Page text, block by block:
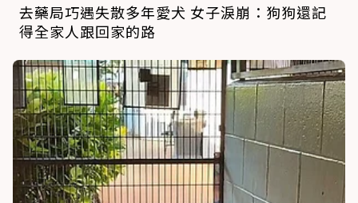
去藥局巧遇失散多年愛犬 女子淚崩：狗狗還記
得全家人跟回家的路